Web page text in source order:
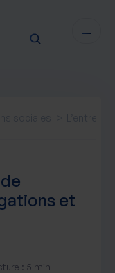
et
: 5 min